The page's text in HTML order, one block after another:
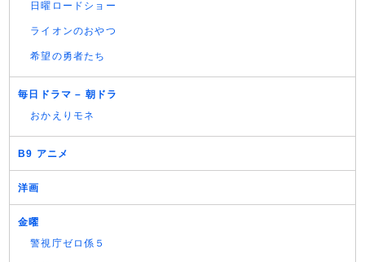
日曜ロードショー
ライオンのおやつ
希望の勇者たち
毎日ドラマ – 朝ドラ
おかえりモネ
B9 アニメ
洋画
金曜
警視庁ゼロ係５